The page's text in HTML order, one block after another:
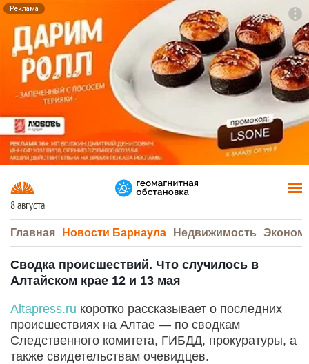
Реклама
8 августа
Главная Новости Барнаула Недвижимость
Сводка происшествий. Что случилось в
Алтайском крае 12 и 13 мая
Аltapress.ru коротко рассказывает о последних
происшествиях на Алтае — по сводкам
Следственного комитета, ГИБДД, прокуратуры, а
также свидетельствам очевидцев.